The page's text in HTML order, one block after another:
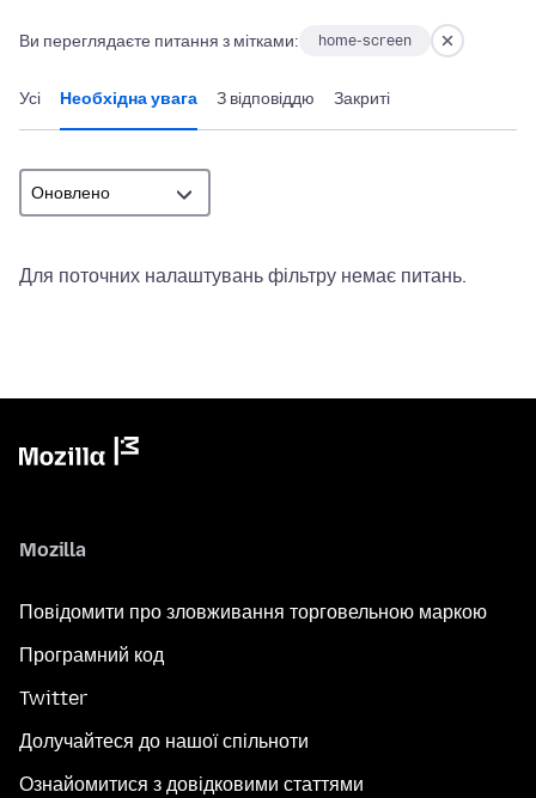
Ви переглядаєте питання з мітками: home-screen
Усі Необхідна увага З відповіддю Закриті
Для поточних налаштувань фільтру немає питань.
Mozilla
Повідомити про зловживання торговельною маркою
Програмний код
Twitter
Долучайтеся до нашої спільноти
Ознайомитися з довідковими статтями